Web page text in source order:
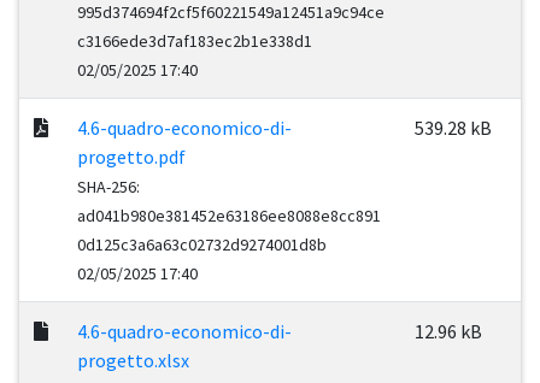
995d374694f2cf5f60221549a12451a9c94ce
c3166ede3d7af183ec2b1e338d1
02/05/2025 17:40
4.6-quadro-economico-di-
progetto.pdf
SHA-256:
ad041b980e381452e63186ee8088e8cc891
0d125c3a6a63c02732d9274001d8b
02/05/2025 17:40
539.28 kB
4.6-quadro-economico-di-
progetto.xlsx
12.96 kB